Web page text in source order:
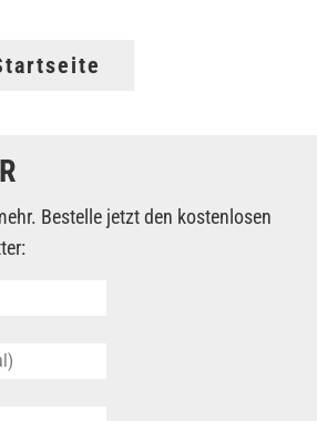
Bestelle jetzt den kostenlosen